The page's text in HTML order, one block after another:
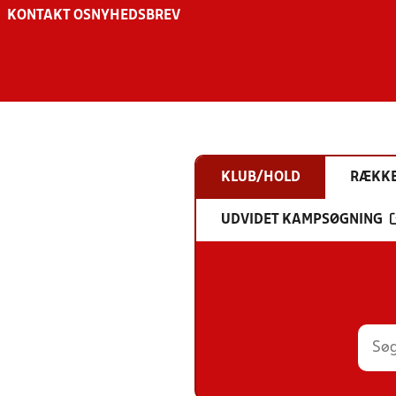
KONTAKT OS NYHEDSBREV
KLUB/HOLD
UDVIDET KAMPSØGNING